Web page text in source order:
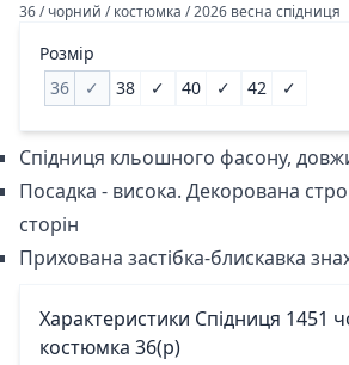
36 / чорний / костюмка / 2026 весна спідниця
Розмір
36
✓ 38 ✓ 40 ✓ 42 ✓
Спідниця кльошного фасону,
Посадка - висока. Декорована
сторін
Прихована застібка-блискавка
Характеристики Спідниця 1451
костюмка 36(р)